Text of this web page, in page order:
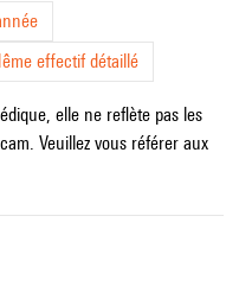
effectif détaillé
elle ne reflète pas les
Veuillez vous référer aux